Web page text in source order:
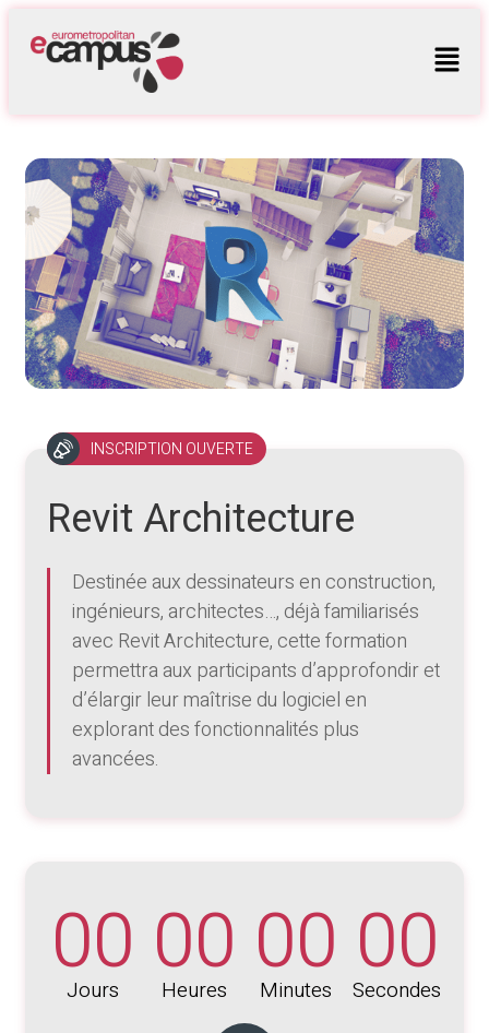
INSCRIPTION OUVERTE
Revit Architecture
Destinée aux dessinateurs en construction,
ingénieurs, architectes…, déjà familiarisés
avec Revit Architecture, cette formation
permettra aux participants d’approfondir et
d’élargir leur maîtrise du logiciel en
explorant des fonctionnalités plus
avancées.
00
Jours 00
Heures 00
Minutes 00
Secondes